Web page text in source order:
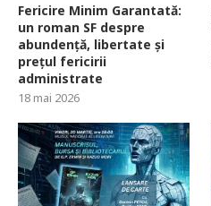
Fericire Minim Garantată:
un roman SF despre
abundență, libertate și
prețul fericirii
administrate
18 mai 2026